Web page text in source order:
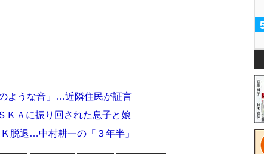
ような音」…近隣住民が証言
ＫＡに振り回された息子と娘
脱退…中村耕一の「３年半」